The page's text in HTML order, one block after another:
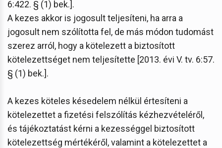
6:422. § (1) bek.].
A kezes akkor is jogosult teljesíteni, ha arra a
jogosult nem szólította fel, de más módon tudomást
szerez arról, hogy a kötelezett a biztosított
kötelezettséget nem teljesítette [2013. évi V. tv. 6:57.
§ (1) bek.].
A kezes köteles késedelem nélkül értesíteni a
kötelezettet a fizetési felszólítás kézhezvételéről,
és tájékoztatást kérni a kezességgel biztosított
kötelezettség mértékéről, valamint a kötelezettet a